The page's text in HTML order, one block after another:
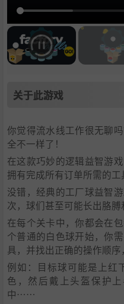
关于此游戏
你觉得流水线工作很无聊
全不一样了！
在这款巧妙的逻辑益智游
拥有完成所有订单所需的
没错，经典的工厂球益智
次，球们甚至可能长出胳膊
在每个关卡中，你都会在
个普通的白色球开始，你
具，并找出正确的操作顺序
例如：目标球可能是上红
色，然后戴上头盔保护
中……